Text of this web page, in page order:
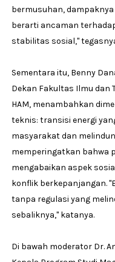
bermusuhan,
berarti ancaman
stabilitas sosial,"
Sementara itu, Benny
Dekan Fakultas Ilmu dan
HAM, menambahkan
teknis: transisi energi
masyarakat dan
memperingatkan bahwa
mengabaikan aspek
konflik berkepanjangan.
tanpa regulasi yang
sebaliknya," katanya.
Di bawah moderator Dr.